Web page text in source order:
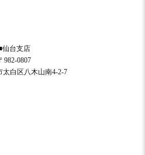
仙台支店
982-0807
太白区八木山南4-2-7